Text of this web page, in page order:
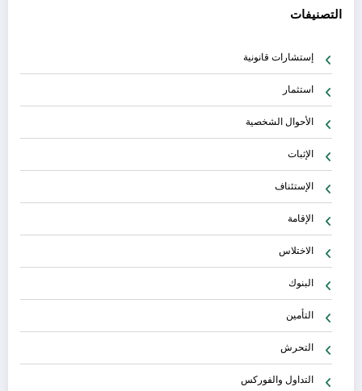
التصنيفات
إستشارات قانونية
استثمار
الأحوال الشخصية
الإثبات
الإستئناف
الإقامة
الاختلاس
البنوك
التأمين
التحرش
التداول والفوركس